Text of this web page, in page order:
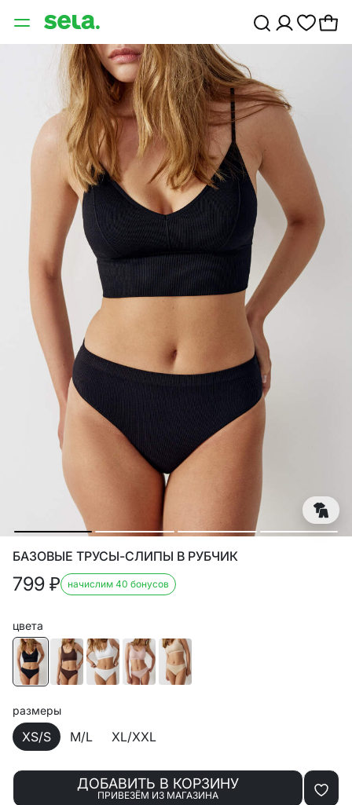
БАЗОВЫЕ ТРУСЫ-СЛИПЫ В РУБЧИК
799 ₽ начислим 40 бонусов
цвета
размеры
XS/S M/L XL/XXL
ДОБАВИТЬ В КОРЗИНУ
ПРИВЕЗЁМ ИЗ МАГАЗИНА